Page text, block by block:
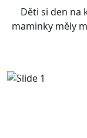
Děti si den na
maminky měly
Předchozí